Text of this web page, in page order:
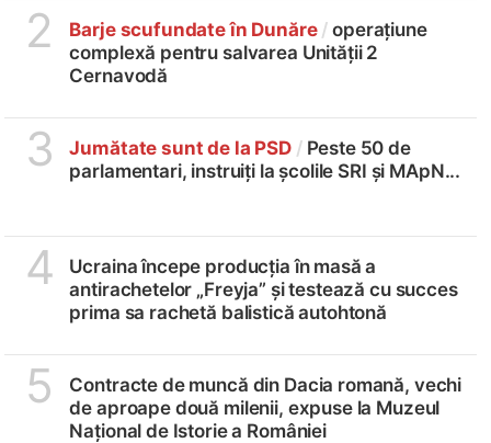
2 Barje scufundate în Dunăre / operațiune
complexă pentru salvarea Unității 2
Cernavodă
3 Jumătate sunt de la PSD / Peste 50 de
parlamentari, instruiți la școlile SRI și MApN...
4
Ucraina începe producția în masă a
antirachetelor „Freyja” și testează cu succes
prima sa rachetă balistică autohtonă
5
Contracte de muncă din Dacia romană, vechi
de aproape două milenii, expuse la Muzeul
Național de Istorie a României